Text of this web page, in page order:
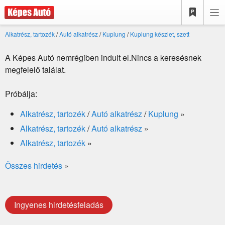
Alkatrész, tartozék/Autó alkatrész/Kuplung /Kuplung készlet, szett
A Képes Autó nemrégiben indult el.Nincs a keresésnek
megfelelő találat.
Próbálja:
Alkatrész, tartozék/Autó alkatrész/Kuplung »
Alkatrész, tartozék/Autó alkatrész »
Alkatrész, tartozék »
Összes hirdetés »
Ingyenes hirdetésfeladás